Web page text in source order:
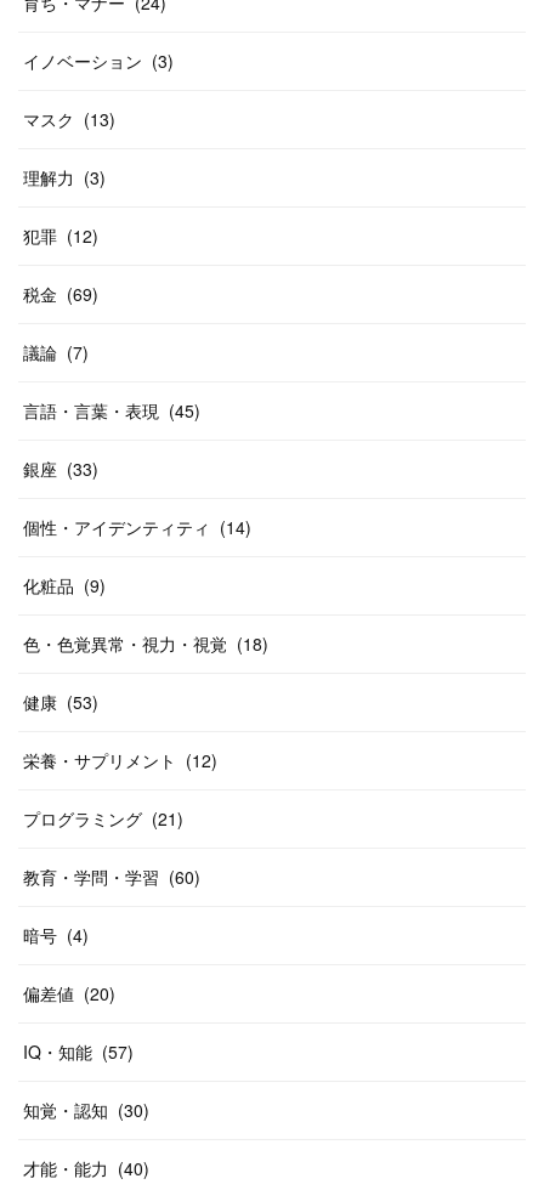
イノベーション (3)
マスク (13)
理解力 (3)
犯罪 (12)
税金 (69)
議論 (7)
言語・言葉・表現 (45)
銀座 (33)
個性・アイデンティティ (14)
化粧品 (9)
色・色覚異常・視力・視覚 (18)
健康 (53)
栄養・サプリメント (12)
プログラミング (21)
教育・学問・学習 (60)
暗号 (4)
偏差値 (20)
IQ・知能 (57)
知覚・認知 (30)
才能・能力 (40)